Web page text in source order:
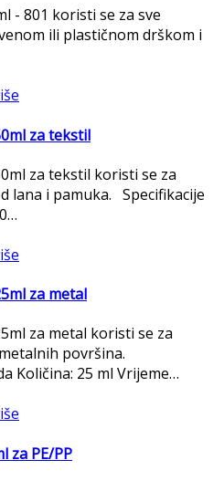
- 801 koristi se za sve
ili plastičnom drškom i
za tekstil
za tekstil koristi se za
lana i pamuka. Specifikacije
za metal
za metal koristi se za
površina.
Količina: 25 ml Vrijeme…
za PE/PP